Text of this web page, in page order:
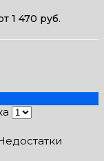
1 470 руб.